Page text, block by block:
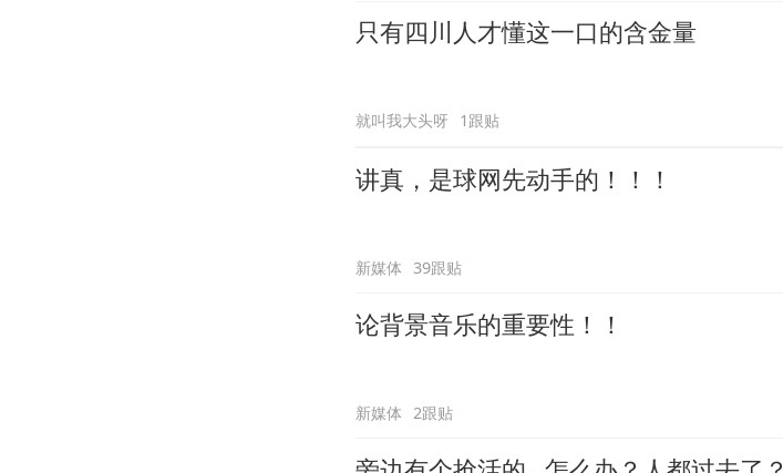
只有四川人才懂这一口的含金量
就叫我大头呀 1跟贴
讲真，是球网先动手的！！！
新媒体 39跟贴
论背景音乐的重要性！！
新媒体 2跟贴